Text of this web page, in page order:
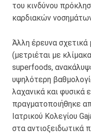
του κινδύνου
καρδιακών
Άλλη έρευνα
(μετριέται με
superfoods,
υψηλότερη
λαχανικά και φυσικά
πραγματοποιήθηκε
Ιατρικού Κολεγίου
στα αντιοξειδωτικά